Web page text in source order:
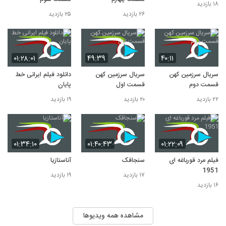
۱۸ بازدید
۲۶ بازدید ۲۵ بازدید
۴۰:۱۱
سریال سرزمین کهن
قسمت دوم
۲۲ بازدید
۴۹:۳۹
سریال سرزمین کهن
قسمت اول
۲۰ بازدید
۰۱:۲۸:۰۱
دانلود فیلم ایرانی خط
پایان
۱۹ بازدید
۰۱:۲۲:۰۹
فیلم مرد قورباغه ای
1951
۱۶ بازدید
۰۱:۴۰:۴۳
سنجاقک
۱۷ بازدید
۰۱:۳۴:۱۰
آناستازیا
۱۹ بازدید
مشاهده همه ویدیوها